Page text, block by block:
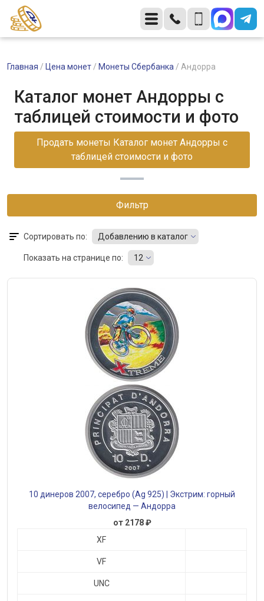
Главная / Цена монет / Монеты Сбербанка / Андорра
Каталог монет Андорры с
таблицей стоимости и фото
Продать монеты Каталог монет Андорры с
таблицей стоимости и фото
Фильтр
Сортировать по: Добавлению в каталог
Показать на странице по: 12
10 динеров 2007, серебро (Ag 925) | Экстрим: горный
велосипед — Андорра
от 2178 ₽
XF
VF
UNC